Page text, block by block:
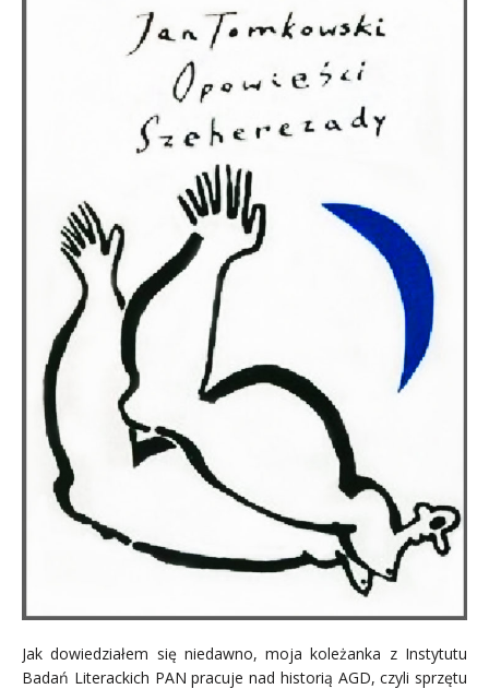
Jak dowiedziałem się niedawno, moja koleżanka z Instytutu
Badań Literackich PAN pracuje nad historią AGD, czyli sprzętu